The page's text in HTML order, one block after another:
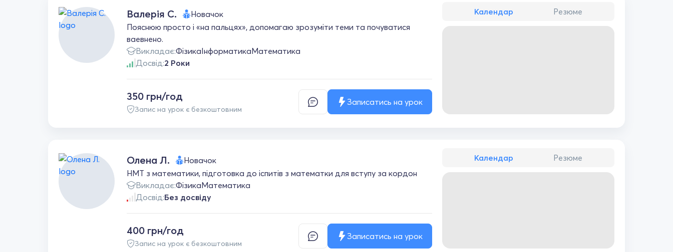
Валерія С.
Новачок
Пояснюю просто і «на пальцях», допомагаю зрозуміти теми та почуватися
ваевнено.
Викладає:ФізикаІнформатикаМатематика
Досвід:2 Роки
350 грн/год
Запис на урок є безкоштовним
Записатись на урок
Календар Резюме
Олена Л.
Новачок
НМТ з математики, підготовка до іспитів з математки для вступу за кордон
Викладає:ФізикаМатематика
Досвід:Без досвіду
400 грн/год
Запис на урок є безкоштовним
Записатись на урок
Календар Резюме